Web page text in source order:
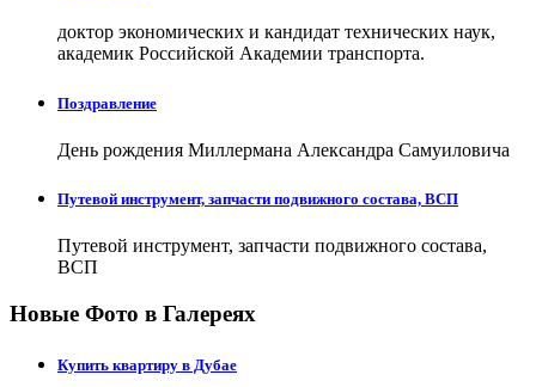
доктор экономических и кандидат технических наук,
академик Российской Академии транспорта.
Поздравление
День рождения Миллермана Александра Самуиловича
Путевой инструмент, запчасти подвижного состава, ВСП
Путевой инструмент, запчасти подвижного состава,
ВСП
Новые Фото в Галереях
Купить квартиру в Дубае